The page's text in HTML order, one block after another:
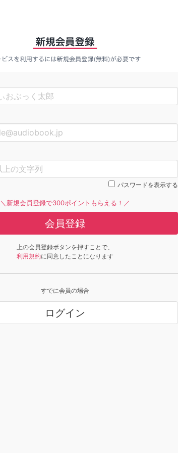
パスワードを表示する
＼新規会員登録で300ポイントもらえる！／
会員登録
上の会員登録ボタンを押すことで、
利用規約に同意したことになります
すでに会員の場合
ログイン